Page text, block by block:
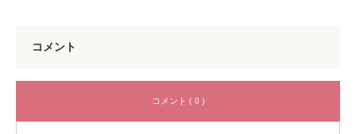
コメント
コメント ( 0 )